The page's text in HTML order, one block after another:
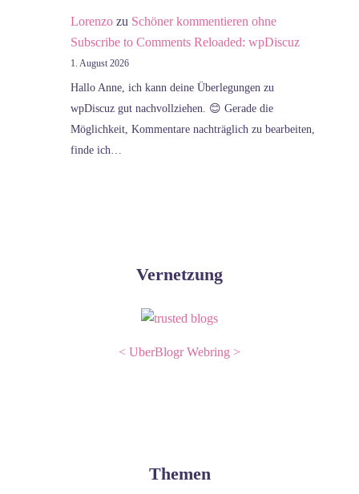
Lorenzo zu Schöner kommentieren ohne
Subscribe to Comments Reloaded: wpDiscuz
1. August 2026
Hallo Anne, ich kann deine Überlegungen zu
wpDiscuz gut nachvollziehen. 😊 Gerade die
Möglichkeit, Kommentare nachträglich zu bearbeiten,
finde ich…
Vernetzung
< UberBlogr Webring >
Themen